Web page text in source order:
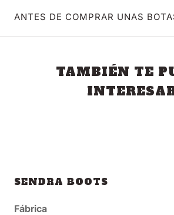
ANTES DE COMPRAR UNAS
TAMBIÉN TE
SENDRA BOOTS
Fábrica